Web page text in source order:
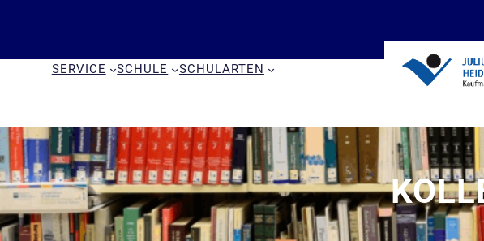
SERVICE SCHULE SCHULARTEN